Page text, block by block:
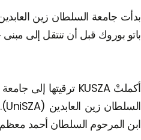
باتو بوروك قبل أن تنتقل إلى مبنى
ابن المرحوم السلطان أحمد معظم